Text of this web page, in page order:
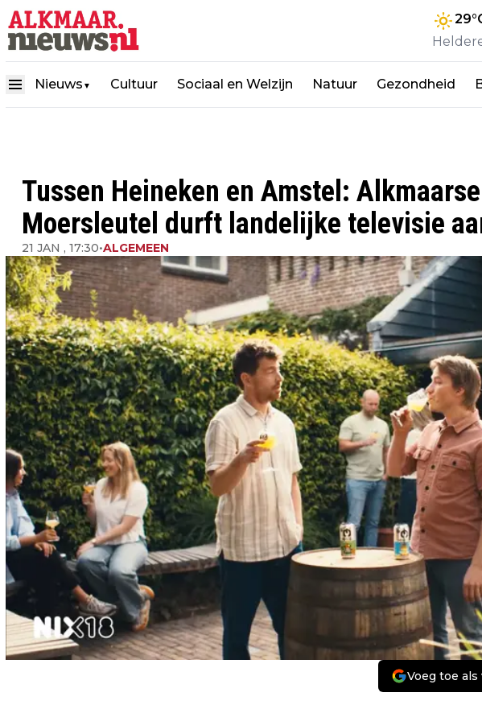
29
Nieuws ▼ Cultuur Sociaal en Welzijn Natuur Gezondheid
Tussen Heineken en Amstel:
Moersleutel durft landelijke televisie
21 JAN , 17:30•ALGEMEEN
Voeg toe